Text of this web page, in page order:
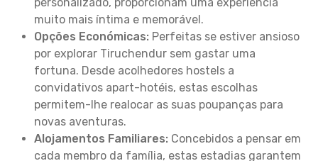
muito mais íntima e memorável.
Opções Económicas: Perfeitas se estiver ansioso
por explorar Tiruchendur sem gastar uma
fortuna. Desde acolhedores hostels a
convidativos apart-hotéis, estas escolhas
permitem-lhe realocar as suas poupanças para
novas aventuras.
Alojamentos Familiares: Concebidos a pensar em
cada membro da família, estas estadias garantem